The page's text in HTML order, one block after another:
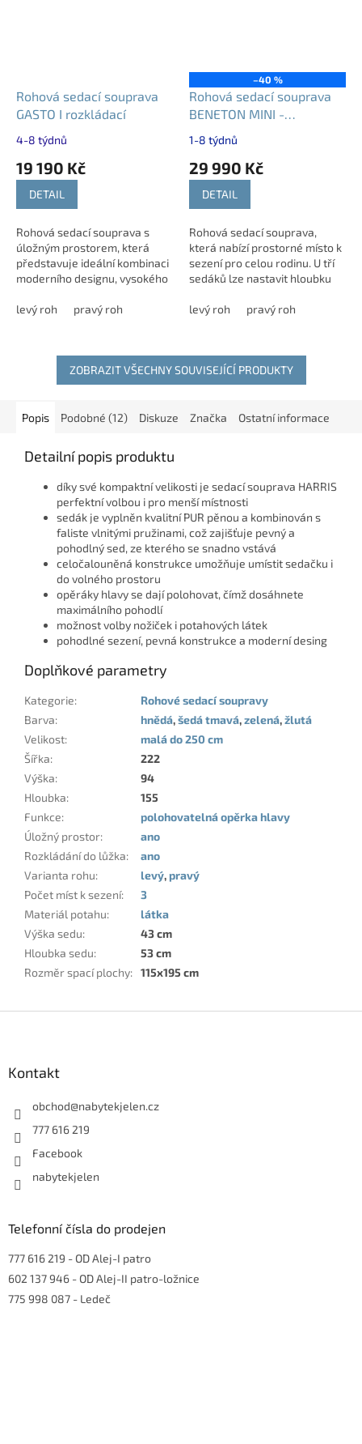
Rohová sedací souprava
GASTO I rozkládací
4-8 týdnů
19 190 Kč
DETAIL
Rohová sedací souprava s
úložným prostorem, která
představuje ideální kombinaci
moderního designu, vysokého
Světlé akcenty na područkách
levý roh pravý roh
–40 %
Rohová sedací souprava
BENETON MINI -
1-8 týdnů
29 990 Kč
DETAIL
Rohová sedací souprava,
která nabízí prostorné místo k
sezení pro celou rodinu. U tří
sedáků lze nastavit hloubku
pohodlí při odpočinku zvyšují...
levý roh pravý roh
ZOBRAZIT VŠECHNY SOUVISEJÍCÍ PRODUKTY
Popis Podobné (12) Diskuze Značka Ostatní informace
Detailní popis produktu
díky své kompaktní velikosti je sedací souprava HARRIS
perfektní volbou i pro menší místnosti
sedák je vyplněn kvalitní PUR pěnou a kombinován s
faliste vlnitými pružinami, což zajišťuje pevný a
pohodlný sed, ze kterého se snadno vstává
celočalouněná konstrukce umožňuje umístit sedačku i
do volného prostoru
opěráky hlavy se dají polohovat, čímž dosáhnete
maximálního pohodlí
možnost volby nožiček i potahových látek
pohodlné sezení, pevná konstrukce a moderní desing
Doplňkové parametry
Kategorie:
Rohové sedací soupravy
Barva: hnědá,šedá tmavá,zelená,žlutá
Velikost:
malá do 250 cm
Šířka:
222
Výška:
94
Hloubka:
155
Funkce:
polohovatelná opěrka hlavy
Úložný prostor:
ano
Rozkládání do lůžka:
ano
Varianta rohu: levý,pravý
Počet míst k sezení:
3
Materiál potahu:
látka
Výška sedu:
43 cm
Hloubka sedu:
53 cm
Rozměr spací plochy: 115x195 cm
Kontakt
obchod@nabytekjelen.cz
777 616 219
Facebook
nabytekjelen
Telefonní čísla do prodejen
777 616 219 - OD Alej-I patro
602 137 946 - OD Alej-II patro-ložnice
775 998 087 - Ledeč